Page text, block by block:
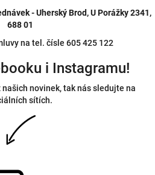
- Uherský Brod, U Porážky 2341,
688 01
na tel. čísle 605 425 122
i Instagramu!
novinek, tak nás sledujte na
sítích.